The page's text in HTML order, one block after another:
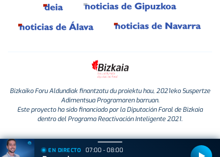
Bizkaiko Foru Aldundiak finantzatu du proiektu hau, 2021eko Suspertze
Adimentsua Programaren barruan.
Este proyecto ha sido financiado por la Diputación Foral de Bizkaia
dentro del Programa Reactivación Inteligente 2021.
EN DIRECTO 07:00 - 08:00